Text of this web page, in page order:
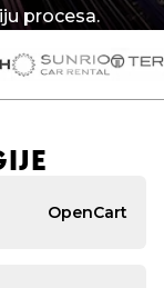
procesa.
OpenCart